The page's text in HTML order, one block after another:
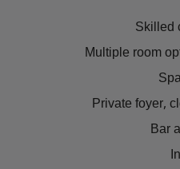
Skilled
Multiple room
Private foyer,
Bar